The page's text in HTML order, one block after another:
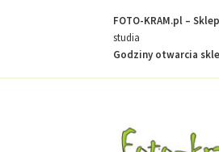
FOTO-KRAM.pl –
studia
Godziny otwarcia
do
do